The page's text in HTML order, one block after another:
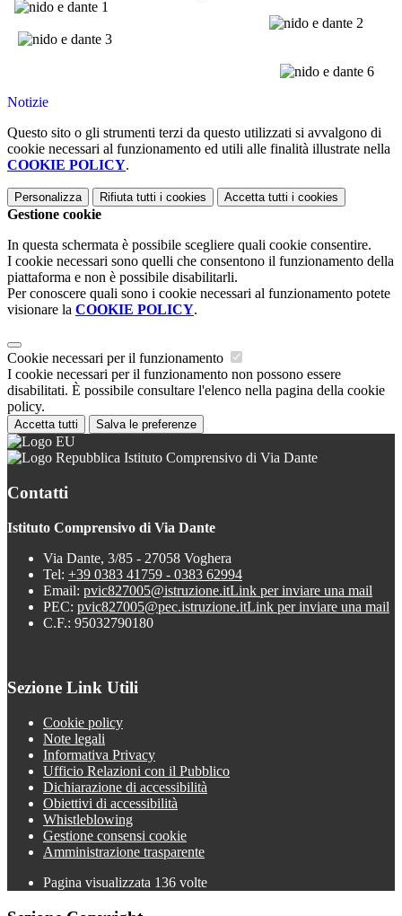
Notizie
Questo sito o gli strumenti terzi da questo utilizzati si avvalgono di
cookie necessari al funzionamento ed utili alle finalità illustrate nella
COOKIE POLICY.
Personalizza Rifiuta tutti i cookies Accetta tutti i cookies
Gestione cookie
In questa schermata è possibile scegliere quali cookie consentire.
I cookie necessari sono quelli che consentono il funzionamento della
piattaforma e non è possibile disabilitarli.
Per conoscere quali sono i cookie necessari al funzionamento potete
visionare la COOKIE POLICY.
Cookie necessari per il funzionamento
I cookie necessari per il funzionamento non possono essere
disabilitati. È possibile consultare l'elenco nella pagina della cookie
policy.
Accetta tutti Salva le preferenze
Istituto Comprensivo di Via Dante
Contatti
Istituto Comprensivo di Via Dante
Via Dante, 3/85 - 27058 Voghera
Tel: +39 0383 41759 - 0383 62994
Email: pvic827005@istruzione.itLink per inviare una mail
PEC: pvic827005@pec.istruzione.itLink per inviare una mail
C.F.: 95032790180
Sezione Link Utili
Cookie policy
Note legali
Informativa Privacy
Ufficio Relazioni con il Pubblico
Dichiarazione di accessibilità
Obiettivi di accessibilità
Whistleblowing
Gestione consensi cookie
Amministrazione trasparente
Pagina visualizzata 136 volte